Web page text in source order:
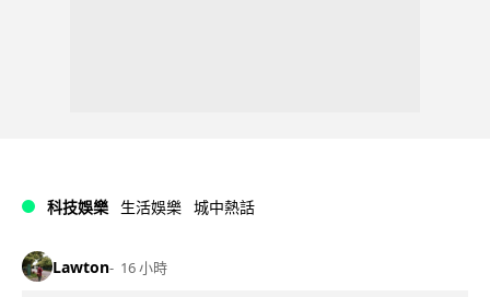
科技娛樂 生活娛樂 城中熱話
Lawton 16 小時